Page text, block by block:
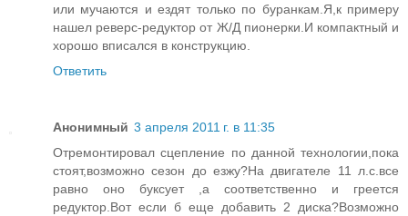
или мучаются и ездят только по буранкам.Я,к примеру
нашел реверс-редуктор от Ж/Д пионерки.И компактный и
хорошо вписался в конструкцию.
Ответить
Анонимный 3 апреля 2011 г. в 11:35
Отремонтировал сцепление по данной технологии,пока
стоят,возможно сезон до езжу?На двигателе 11 л.с.все
равно оно буксует ,а соответственно и греется
редуктор.Вот если б еще добавить 2 диска?Возможно